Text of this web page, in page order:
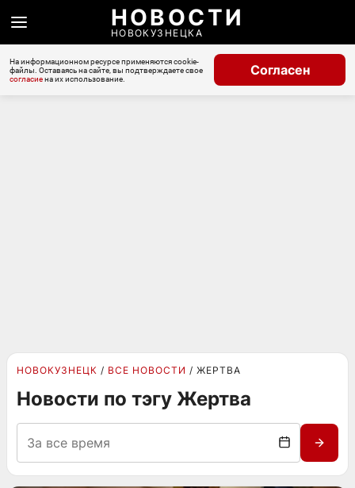
НОВОСТИ
НОВОКУЗНЕЦКА
На информационном ресурсе применяются cookie-
файлы. Оставаясь на сайте, вы подтверждаете свое
согласиена их использование.
Согласен
НОВОКУЗНЕЦК ВСЕ НОВОСТИ ЖЕРТВА
Новости по тэгу Жертва